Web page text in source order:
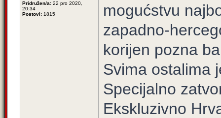
Pridružen/a: 22 pro 2020,
20:34
Postovi: 1815
mogućstvu
zapadno-
korijen pozna
Svima ostalima
Specijalno
Ekskluzivno